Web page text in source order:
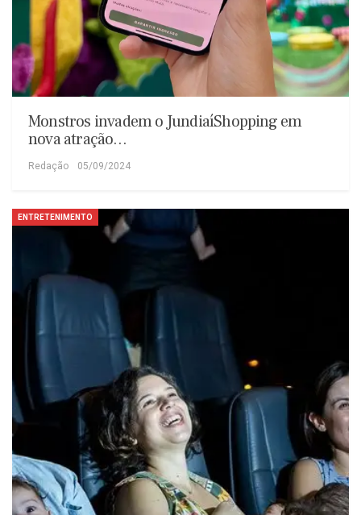
Monstros invadem o JundiaíShopping em
nova atração…
Redação 05/09/2024
ENTRETENIMENTO